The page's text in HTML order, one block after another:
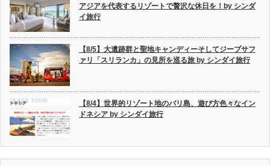
アジアを代表するリゾートで贅沢な休日を！by シンダ
イ旅行
【8/5】大遺跡群と聖地キャンディーそしてジープサフ
ァリ「スリランカ」の見所を巡る旅 by シンダイ旅行
【8/4】世界的リゾート地のバリ島、遊び方色々なイン
ドネシア by シンダイ旅行